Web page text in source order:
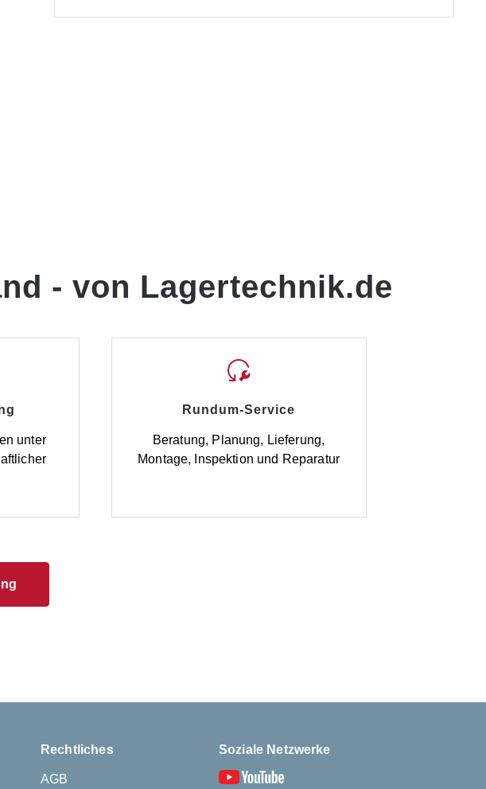
- von Lagertechnik.de
unter
Rundum-Service
Beratung, Planung, Lieferung,
Montage, Inspektion und Reparatur
Rechtliches
AGB
Soziale Netzwerke